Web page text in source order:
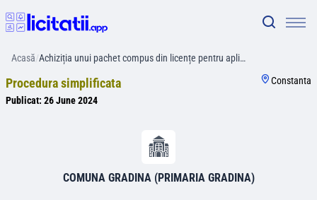
Acasă/Achiziția unui pachet compus din licențe pentru apli…
Procedura simplificata
Publicat: 26 June 2024
Constanta
COMUNA GRADINA (PRIMARIA GRADINA)